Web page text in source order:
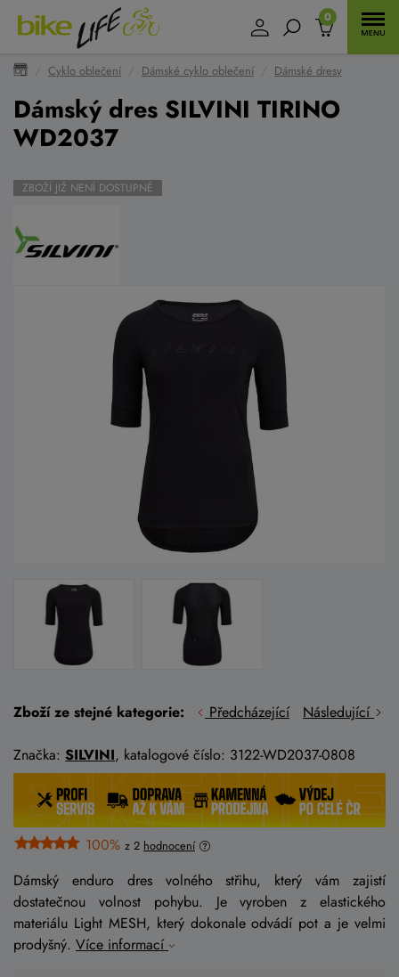
0
Cyklo oblečení Dámské cyklo oblečení Dámské dresy
Dámský dres SILVINI TIRINO
WD2037
ZBOŽÍ JIŽ NENÍ DOSTUPNÉ
Zboží ze stejné kategorie: Předcházející Následující
Značka: SILVINI, katalogové číslo: 3122-WD2037-0808
100% z 2 hodnocení
Dámský enduro dres volného střihu, který vám zajistí
dostatečnou volnost pohybu. Je vyroben z elastického
materiálu Light MESH, který dokonale odvádí pot a je velmi
prodyšný. Více informací